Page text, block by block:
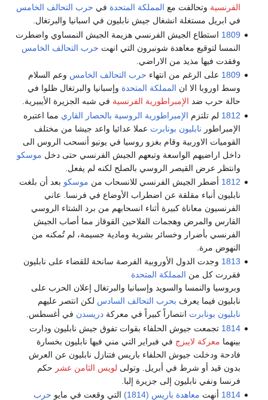
الفرنسية وتحالفت مع المملكة المتحدة في حرب التحالف الخامس
في ابريل مستغلة انشغال جيش نابليون في اسبانيا والبرتغال.
1809 استطاع الجيش الفرنسي هزيمة الجيش النمساوي واضطرت
النمسا لتوقيع معاهدة شونبرون التي انهت حرب التحالف الخامس
وفقدت فيها مذيد من الاراضي.
1809 على الرغم من انتهاء حرب التحالف الخامس وعم السلام
وسط اوروبا الا ان المملكة المتحدة وإسبانيا والبرتغال ظلوا في
حالة حرب ضد الإمبراطورية الفرنسية في شبه الجزيرة الأيبيرية.
1812 لم تلتزم الإمبراطورية الروسية بالحصار القاري مما اعتبره
الإمبراطور نابليون بونابرت عملا عدائيا واعد جيشا من مختلف
القوميات الاوربية وقام بغزو روسيا في يونيو أنسحب الروس الى
داخل اراضيهم الواسعة وتبعهم الجيش الفرنسي حتى دخل موسكو
وانتظر عرض القيصر الروسي بالصلح لكنه لم يفعل.
1812 أضطر الجيش الفرنسي للانسحاب من موسكو بعد أن بلغت
نابليون أنباء مقلقة عن اضطراب الأوضاع في فرنسا. عاني
الفرنسيون معاناة كبيرة أثناء انسحابهم من برد الشتاء الروسي
القارس والمرض وهجمات الفلاحين القوقاز مما أصاب الجيش
الفرنسي بأضرار وخسائر بشرية ومادية جسيمة، لم تُمكنه من
النهوض مرة.
1813 وجدت الدول الأوروبية الفرصة سانحة للقضاء على نابليون
فقررت كل من المملكة المتحدة
وبروسيا والنمسا والسويد وإسبانيا والبرتغال إعلان الحرب على
نابليون فيما يعرف بحرب التحالف السادس لكن انتصر عليهم
نابليون بونابرت انتصاراً كبيراً في معركةدريسدن في أغسطس.
1814 تجمعت جيوش الحلفاء بقوات تفوق جيش نابليون ودارت
بينهما معركة لايبزج في فبراير التي مني فيها نابليون بخسارة
فادحة ودخلت جيوش الحلفاء باريس فتنازل نابليون عن العرش
بدون قيد أو شرط في أبريل. وتولى لويس الثامن عشر حكم
فرنسا ونفي نابليون إلى جزيرة إلبا.
1814 أنهت معاهدة باريس (1814) التي وقعت في مايو حرب